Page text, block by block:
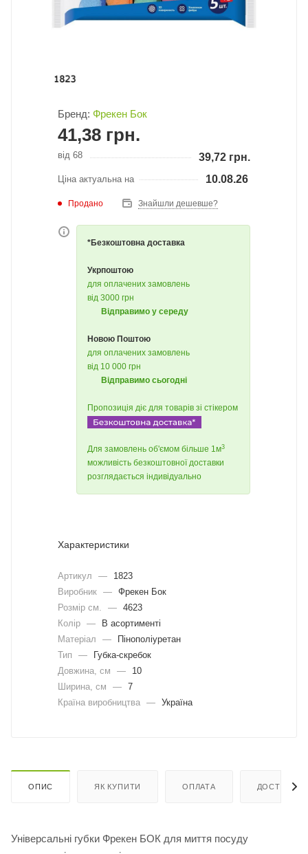
Бренд: Фрекен Бок
41,38 грн.
від 68 39,72 грн.
Ціна актуальна на 10.08.26
Продано Знайшли дешевше?
*Безкоштовна доставка
Укрпоштою
для оплачених замовлень
від 3000 грн
Відправимо у середу
Новою Поштою
для оплачених замовлень
від 10 000 грн
Відправимо сьогодні
Пропозиція діє для товарів зі стікером
Для замовлень об'ємом більше 1м3
можливість безкоштовної доставки
розглядається індивідуально
Характеристики
Артикул —
1823
Виробник — Фрекен Бок
Розмір см.
— 4623
Колір —
В асортименті
Матеріал
—
Пінополіуретан
Тип
—
Губка-скребок
Довжина, cм
—
10
Ширина, cм
— 7
Країна виробництва — Україна
ОПИС ЯК КУПИТИ ОПЛАТА ДОСТАВКА
Універсальні губки Фрекен БОК для миття посуду